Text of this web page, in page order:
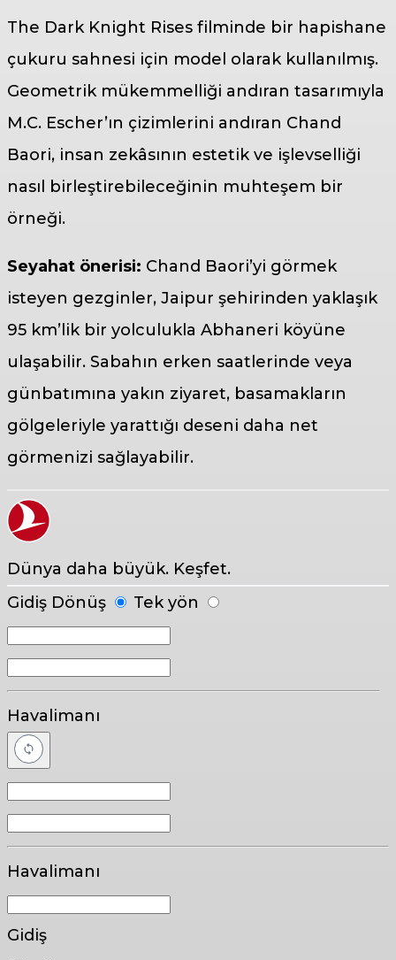
The Dark Knight Rises filminde bir hapishane
çukuru sahnesi için model olarak kullanılmış.
Geometrik mükemmelliği andıran tasarımıyla
M.C. Escher’ın çizimlerini andıran Chand
Baori, insan zekâsının estetik ve işlevselliği
nasıl birleştirebileceğinin muhteşem bir
örneği.
Seyahat önerisi: Chand Baori’yi görmek
isteyen gezginler, Jaipur şehirinden yaklaşık
95 km’lik bir yolculukla Abhaneri köyüne
ulaşabilir. Sabahın erken saatlerinde veya
günbatımına yakın ziyaret, basamakların
gölgeleriyle yarattığı deseni daha net
görmenizi sağlayabilir.
Dünya daha büyük. Keşfet.
Gidiş Dönüş
Tek yön
Havalimanı
Havalimanı
Gidiş